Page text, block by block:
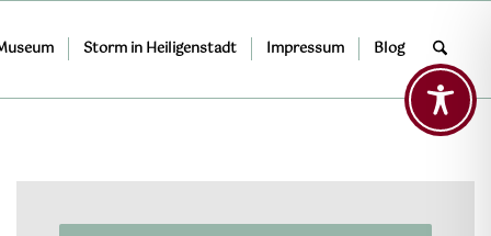
Storm in Heiligenstadt Impressum Blog